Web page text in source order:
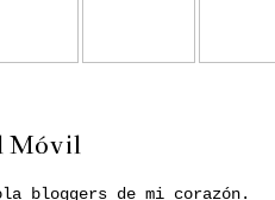
Móvil
bloggers de mi corazón.